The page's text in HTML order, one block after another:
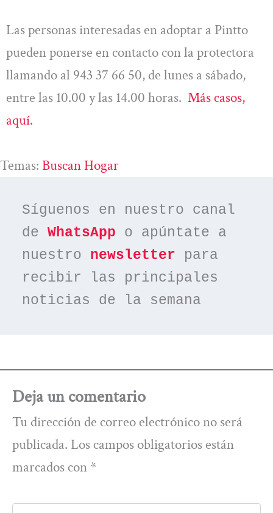
Las personas interesadas en adoptar a Pintto
pueden ponerse en contacto con la protectora
llamando al 943 37 66 50, de lunes a sábado,
entre las 10.00 y las 14.00 horas. Más casos,
aquí.
Temas: Buscan Hogar
Síguenos en nuestro canal
de WhatsApp o apúntate a
nuestro newsletter para
recibir las principales
noticias de la semana
Deja un comentario
Tu dirección de correo electrónico no será
publicada. Los campos obligatorios están
marcados con *
Escribe